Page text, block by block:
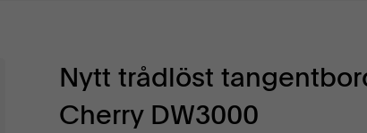
Nytt trådlöst
Cherry DW3000